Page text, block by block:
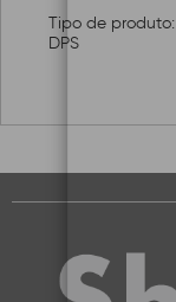
Tipo de produto:
DPS